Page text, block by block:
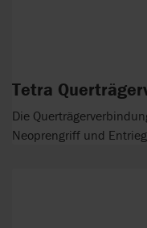
Tetra
Die
Neoprengriff und